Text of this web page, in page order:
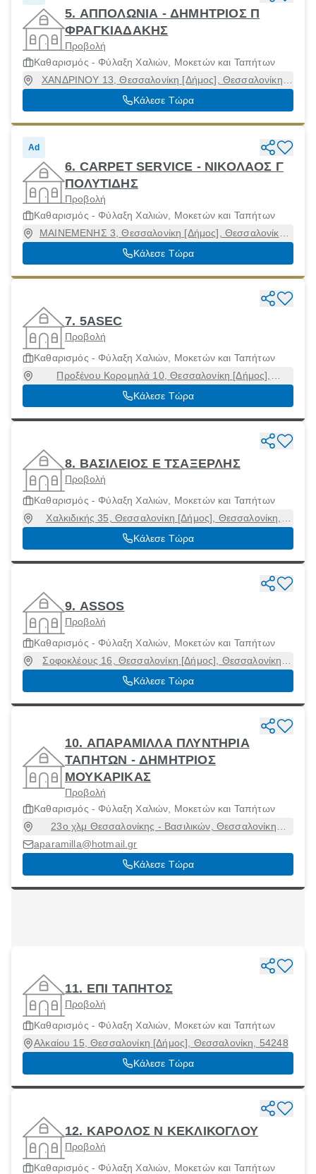
5. ΑΠΠΟΛΩΝΙΑ - ΔΗΜΗΤΡΙΟΣ Π
ΦΡΑΓΚΙΑΔΑΚΗΣ
Προβολή
Καθαρισμός - Φύλαξη Χαλιών, Μοκετών και Ταπήτων
ΧΑΝΔΡΙΝΟΥ 13, Θεσσαλονίκη [Δήμος], Θεσσαλονίκη,
54454
Κάλεσε Τώρα
Ad
6. CARPET SERVICE - ΝΙΚΟΛΑΟΣ Γ
ΠΟΛΥΤΙΔΗΣ
Προβολή
Καθαρισμός - Φύλαξη Χαλιών, Μοκετών και Ταπήτων
ΜΑΙΝΕΜΕΝΗΣ 3, Θεσσαλονίκη [Δήμος], Θεσσαλονίκη,
54454
Κάλεσε Τώρα
7. 5ASEC
Προβολή
Καθαρισμός - Φύλαξη Χαλιών, Μοκετών και Ταπήτων
Προξένου Κορομηλά 10, Θεσσαλονίκη [Δήμος],
Θεσσαλονίκη, 54623
Κάλεσε Τώρα
8. ΒΑΣΙΛΕΙΟΣ Ε ΤΣΑΞΕΡΛΗΣ
Προβολή
Καθαρισμός - Φύλαξη Χαλιών, Μοκετών και Ταπήτων
Χαλκιδικής 35, Θεσσαλονίκη [Δήμος], Θεσσαλονίκη,
54643
Κάλεσε Τώρα
9. ASSOS
Προβολή
Καθαρισμός - Φύλαξη Χαλιών, Μοκετών και Ταπήτων
Σοφοκλέους 16, Θεσσαλονίκη [Δήμος], Θεσσαλονίκη,
54633
Κάλεσε Τώρα
10. ΑΠΑΡΑΜΙΛΛΑ ΠΛΥΝΤΗΡΙΑ
ΤΑΠΗΤΩΝ - ΔΗΜΗΤΡΙΟΣ
ΜΟΥΚΑΡΙΚΑΣ
Προβολή
Καθαρισμός - Φύλαξη Χαλιών, Μοκετών και Ταπήτων
23ο χλμ Θεσσαλονίκης - Βασιλικών, Θεσσαλονίκη
[Δήμος], Θεσσαλονίκη, 57006
aparamilla@hotmail.gr
Κάλεσε Τώρα
11. ΕΠΙ ΤΑΠΗΤΟΣ
Προβολή
Καθαρισμός - Φύλαξη Χαλιών, Μοκετών και Ταπήτων
Αλκαίου 15, Θεσσαλονίκη [Δήμος], Θεσσαλονίκη, 54248
Κάλεσε Τώρα
12. ΚΑΡΟΛΟΣ Ν ΚΕΚΛΙΚΟΓΛΟΥ
Προβολή
Καθαρισμός - Φύλαξη Χαλιών, Μοκετών και Ταπήτων